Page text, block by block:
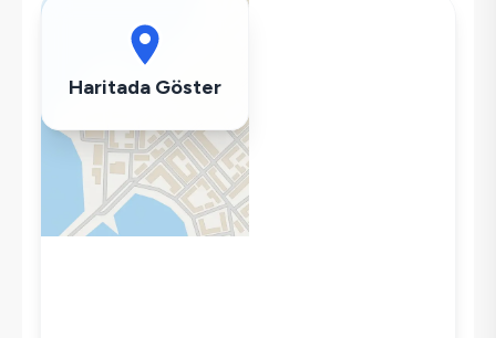
Wifi / İnternet
Tost Makinesi
Ütü
Havuz-Bahçe Bakımı
Haritada Göster